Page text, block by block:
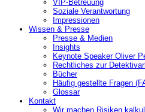
VIP-Betreuung
Soziale Verantwortung
Impressionen
Wissen & Presse
Presse & Medien
Insights
Keynote Speaker Oliver
Rechtliches zur
Bücher
Häufig gestellte Fragen
Glossar
Kontakt
Wir machen Risiken